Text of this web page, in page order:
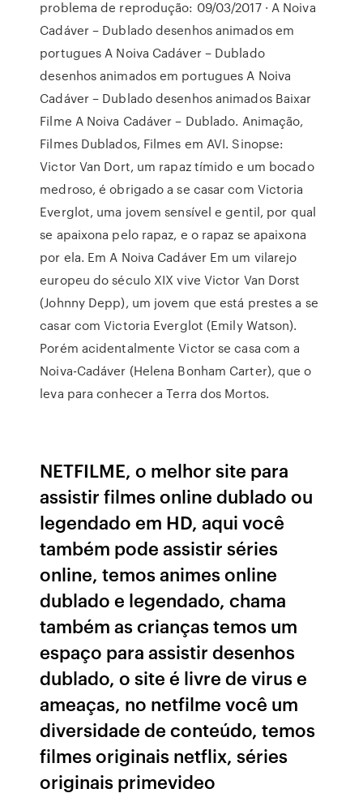
problema de reprodução: 09/03/2017 · A Noiva
Cadáver – Dublado desenhos animados em
portugues A Noiva Cadáver – Dublado
desenhos animados em portugues A Noiva
Cadáver – Dublado desenhos animados Baixar
Filme A Noiva Cadáver – Dublado. Animação,
Filmes Dublados, Filmes em AVI. Sinopse:
Victor Van Dort, um rapaz tímido e um bocado
medroso, é obrigado a se casar com Victoria
Everglot, uma jovem sensível e gentil, por qual
se apaixona pelo rapaz, e o rapaz se apaixona
por ela. Em A Noiva Cadáver Em um vilarejo
europeu do século XIX vive Victor Van Dorst
(Johnny Depp), um jovem que está prestes a se
casar com Victoria Everglot (Emily Watson).
Porém acidentalmente Victor se casa com a
Noiva-Cadáver (Helena Bonham Carter), que o
leva para conhecer a Terra dos Mortos.
NETFILME, o melhor site para
assistir filmes online dublado ou
legendado em HD, aqui você
também pode assistir séries
online, temos animes online
dublado e legendado, chama
também as crianças temos um
espaço para assistir desenhos
dublado, o site é livre de virus e
ameaças, no netfilme você um
diversidade de conteúdo, temos
filmes originais netflix, séries
originais primevideo